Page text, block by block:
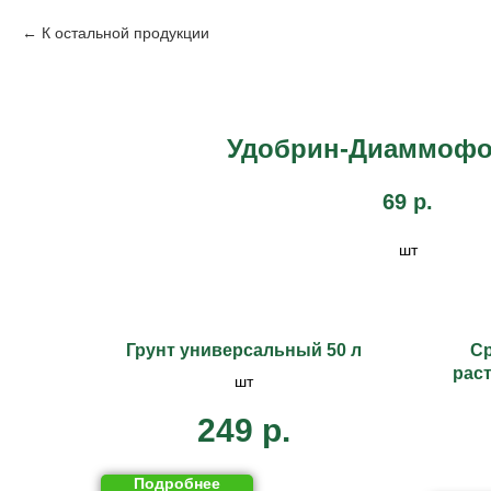
К остальной продукции
Удобрин-
69 р.
шт
Грунт универсальный 50 л
шт
249 р.
Подробнее